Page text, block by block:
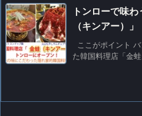
トンローで味
（キンアー）」
ここがポイント
た韓国料理店「金